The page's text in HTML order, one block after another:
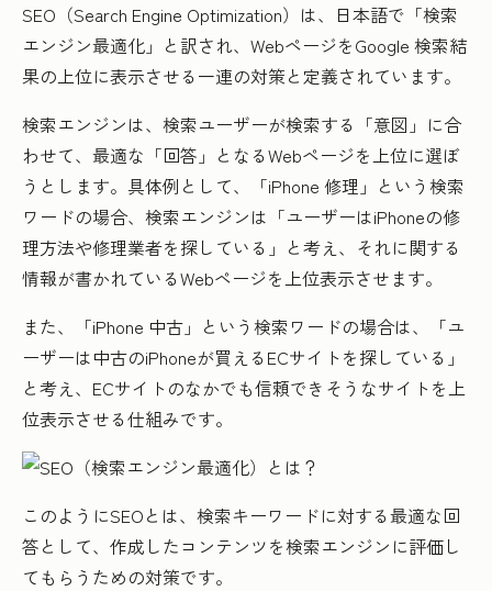
SEO（Search Engine Optimization）は、日本語で「検索
エンジン最適化」と訳され、WebページをGoogle 検索結
果の上位に表示させる一連の対策と定義されています。
検索エンジンは、検索ユーザーが検索する「意図」に合
わせて、最適な「回答」となるWebページを上位に選ぼ
うとします。具体例として、「iPhone 修理」という検索
ワードの場合、検索エンジンは「ユーザーはiPhoneの修
理方法や修理業者を探している」と考え、それに関する
情報が書かれているWebページを上位表示させます。
また、「iPhone 中古」という検索ワードの場合は、「ユ
ーザーは中古のiPhoneが買えるECサイトを探している」
と考え、ECサイトのなかでも信頼できそうなサイトを上
位表示させる仕組みです。
このようにSEOとは、検索キーワードに対する最適な回
答として、作成したコンテンツを検索エンジンに評価し
てもらうための対策です。